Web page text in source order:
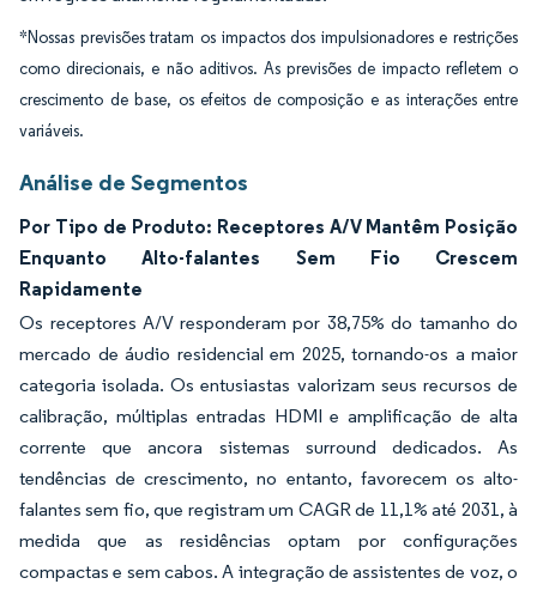
*Nossas previsões tratam os impactos dos impulsionadores e restrições
como direcionais, e não aditivos. As previsões de impacto refletem o
crescimento de base, os efeitos de composição e as interações entre
variáveis.
Análise de Segmentos
Por Tipo de Produto: Receptores A/V Mantêm Posição
Enquanto Alto-falantes Sem Fio Crescem
Rapidamente
Os receptores A/V responderam por 38,75% do tamanho do
mercado de áudio residencial em 2025, tornando-os a maior
categoria isolada. Os entusiastas valorizam seus recursos de
calibração, múltiplas entradas HDMI e amplificação de alta
corrente que ancora sistemas surround dedicados. As
tendências de crescimento, no entanto, favorecem os alto-
falantes sem fio, que registram um CAGR de 11,1% até 2031, à
medida que as residências optam por configurações
compactas e sem cabos. A integração de assistentes de voz, o